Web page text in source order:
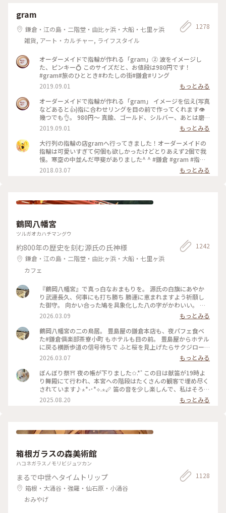
gram
鎌倉・江の島・二階堂・由比ヶ浜・大船・七里ヶ浜
雑貨, アート・カルチャー, ライフスタイル
1278
オーダーメイドで指輪が作れる「gram」② 波をイメージし
た、ピンキー💍 このサイズだと、お値段は980円です！
#gram#旅のひととき#わたしの街#鎌倉#リング
2019.09.01
もっとみる
オーダーメイドで指輪が作れる「gram」 イメージを伝え(写真
などあると👍)指に合わせリングを目の前で作ってくれます👁
幾つでも👌。 980円〜 真鍮、ゴールド、シルバー、あとは磨
きをかけるかマットな感じにするか💍😊✨✨ 今回は、左からピ
ンキー、中指、親指と作りました😅 いつもは行列がすごいの
に、この日、整理券なし、30分並び入れました😱😱‼️(平日の
夕方) 皆さん、カップルもいだけど、グループで来られ旅の思
い出に作られたりしている方が多かったです😊 まさか、入れ
ると思わなかったので、待ち時間に情報収集し勢いで作ったリ
ング。それでも、なんだか愛着がわきますね… 次は、重ね付け
2019.09.01
もっとみる
大行列の指輪の店gramへ行ってきました！オーダーメイドの
指輪は可愛いすぎて何個も欲しかったけどとりあえず2個で我
慢。寒空の中並んだ甲斐がありました^ ^ #鎌倉 #gram #指輪
#オーダーメイド
2018.03.07 もっとみる
鶴岡八幡宮
ツルガオカハチマングウ
約800年の歴史を刻む源氏の氏神様
鎌倉・江の島・二階堂・由比ヶ浜・大船・七里ヶ浜
カフェ
1242
『鶴岡八幡宮』で真っ白なおまもりを。 源氏の白旗にあやか
り武運長久、何事にも打ち勝ち 勝運に恵まれますよう祈願し
た御守。 向かい合った鳩を具象化した八の字がかわいい。 鳩
が道案内をする“八幡神の使い”とされる神聖な鳥であり、 対
の鳩が末広がりで縁起が良いことも理由だそうです。 #はじめ
ての鎌倉#鎌倉#鶴岡八幡宮#国指定重要文化財#狛犬#旅の記念
2026.03.09
もっとみる
鶴岡八幡宮の二の鳥居。 豊島屋の鎌倉本店も、夜パフェ食べ
た#鎌倉俱楽部茶寮小町 もホテルも目の前。 豊島屋からホテル
に戻る横断歩道の信号待ちで ふと桜を見上げたらサクジロー
がいたのでiPhoneで。 #はじめての鎌倉#Ayu桜#サクジロー#
鎌倉#鶴岡八幡宮#二の鳥居#狛犬
2026.03.07
もっとみる
ぼんぼり祭⛩ 夜の帳が下りました✩.*˚ この日は献笛が19時よ
り舞殿にて行われ、本宮への階段はたくさんの観客で埋め尽く
されています♪⋆*॰･*⟡.⋆🪈 笛の音を少し楽しんで、私はそろそ
ろ帰らなければと、またぼんぼりを眺めながら参道を歩きます
まだこの時間からもたくさんの人が次々と向かっていて、長年
*˙︶˙*)ﾉ"ﾏﾀﾈｰ♡ #ゆるり夏時間 #神奈川 #鎌倉 #鶴岡八幡宮 #
2025.08.20 もっとみる
箱根ガラスの森美術館
ハコネガラスノモリビジュツカン
まるで中世へタイムトリップ
箱根・大涌谷・強羅・仙石原・小涌谷
おみやげ
1128